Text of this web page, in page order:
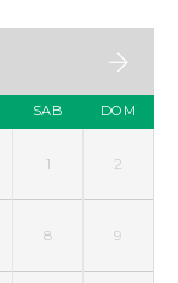
SAB DOM
1 2
8 9